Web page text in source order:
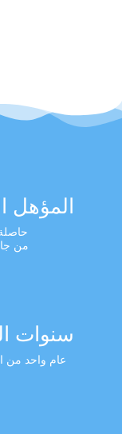
المؤهل
من
سنوات
عام واحد من